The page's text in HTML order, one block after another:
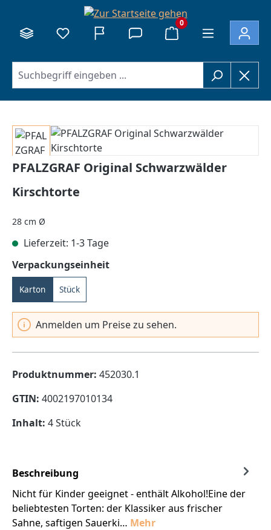
0
Bildergalerie überspringen
PFALZGRAF Original Schwarzwälder
Kirschtorte
28 cm Ø
Lieferzeit: 1-3 Tage
Verpackungseinheitauswählen
Karton Stück
Anmelden um Preise zu sehen.
Produktnummer: 452030.1
GTIN: 4002197010134
Inhalt: 4 Stück
Beschreibung
Nicht für Kinder geeignet - enthält Alkohol!Eine der
beliebtesten Torten: der Klassiker aus frischer
Sahne, saftigen Sauerki… Mehr